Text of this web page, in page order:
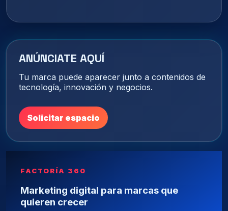
ANÚNCIATE AQUÍ
Tu marca puede aparecer junto a contenidos de
tecnología, innovación y negocios.
Solicitar espacio
FACTORÍA 360
Marketing digital para marcas que
quieren crecer